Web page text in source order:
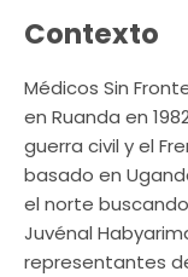
Contexto
Médicos Sin
en Ruanda en
guerra civil y el
basado en
el norte
Juvénal
representantes